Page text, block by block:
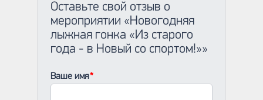
Оставьте свой отзыв о
мероприятии «Новогодняя
лыжная гонка «Из старого
года - в Новый со спортом!»»
Ваше имя